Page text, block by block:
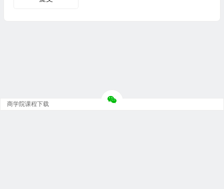
商学院课程下载